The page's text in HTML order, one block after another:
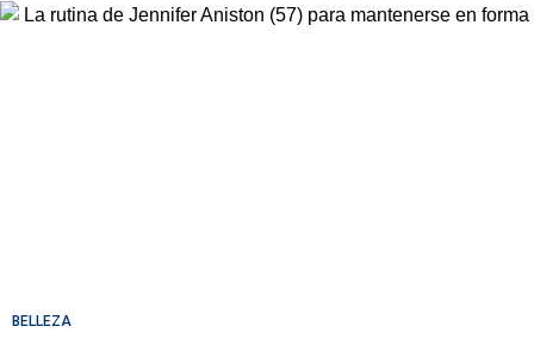
BELLEZA